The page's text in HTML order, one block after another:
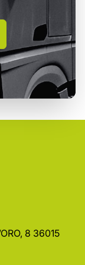
8 36015